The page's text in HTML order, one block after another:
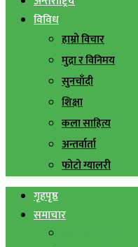
विविध
हाम्रो विचार
मुद्रा र विनिमय
सुनचाँदी
शिक्षा
कला साहित्य
अन्तर्वार्ता
फोटो ग्यालरी
गृहपृष्ठ
समाचार